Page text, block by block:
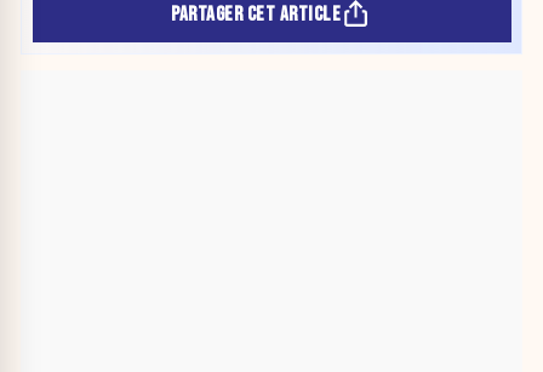
PARTAGER CET ARTICLE